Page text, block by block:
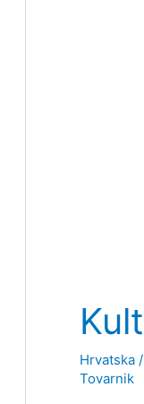
Hrvatska /
Tovarnik